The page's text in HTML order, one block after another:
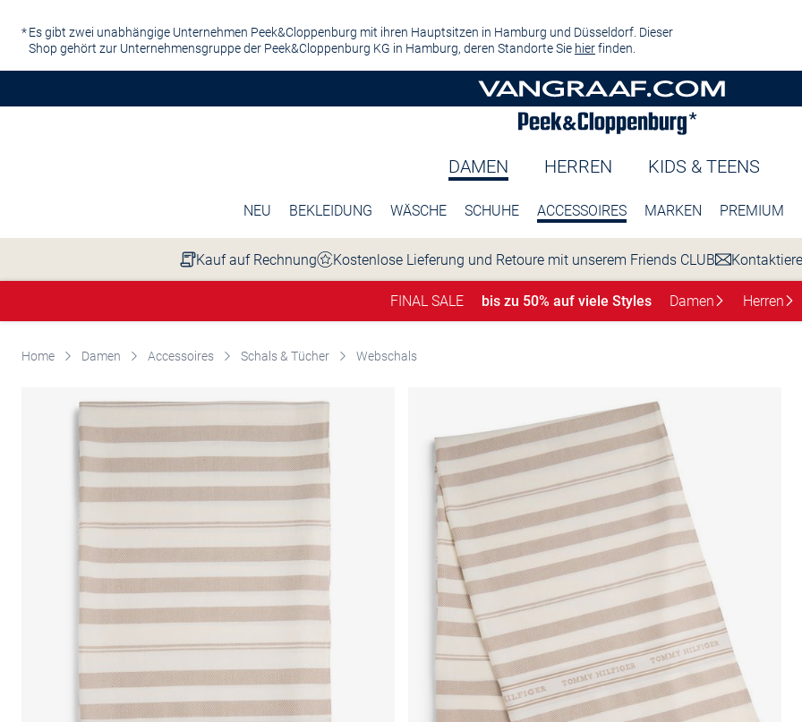
Es gibt zwei unabhängige Unternehmen Peek&Cloppenburg mit ihren Hauptsitzen in Hamburg und Düsseldorf. Dieser
Shop gehört zur Unternehmensgruppe der Peek&Cloppenburg KG in Hamburg, deren Standorte Sie hierfinden.
DAMEN HERREN KIDS & TEENS
NEU BEKLEIDUNG WÄSCHE SCHUHE ACCESSOIRES MARKEN PREMIUM
Kauf auf Rechnung Kostenlose Lieferung und Retoure mit unserem Friends CLUB
FINAL SALE bis zu 50% auf viele Styles Damen Herren
Home Damen Accessoires Schals & Tücher Webschals